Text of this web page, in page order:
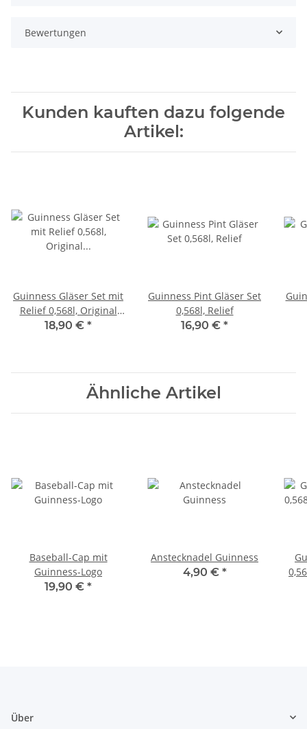
Bewertungen
Kunden kauften dazu folgende
Artikel:
Guinness Gläser Set mit
Relief 0,568l, Original
Pintgröße
18,90 € *
Guinness Pint Gläser Set
0,568l, Relief
16,90 € *
Ähnliche Artikel
Baseball-Cap mit
Guinness-Logo
19,90 € *
Anstecknadel Guinness
4,90 € *
Über